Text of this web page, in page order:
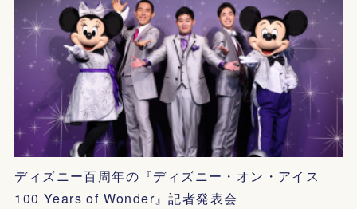
ディズニー百周年の『ディズニー・オン・アイス
100 Years of Wonder』記者発表会